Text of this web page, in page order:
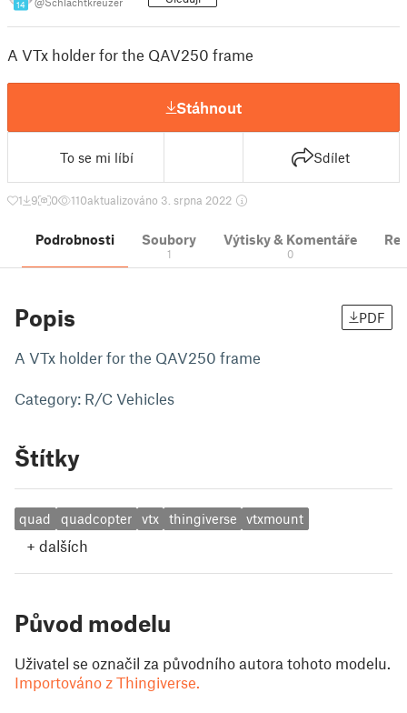
14
A VTx holder for the QAV250 frame
Stáhnout
To se mi líbí Sdílet
1 9 0 110aktualizováno 3. srpna 2022
Podrobnosti Soubory
1
Výtisky & Komentáře
0
Popis PDF
A VTx holder for the QAV250 frame
Category: R/C Vehicles
Štítky
quad quadcopter vtx thingiverse vtxmount
+ dalších
Původ modelu
Uživatel se označil za původního autora tohoto modelu.
Importováno z Thingiverse.